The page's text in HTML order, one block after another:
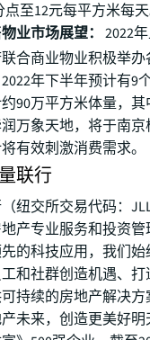
至12元每平方米每天
业市场展望： 2022
合商业物业积极举
年下半年预计有9
90万平方米体量，
万象天地，将于南
有效刺激消费需求。
联行
纽交所交易代码：
产专业服务和投资
的科技应用，我们始
和社群创造机遇、打
持续的房地产解决
未来，创造更美好